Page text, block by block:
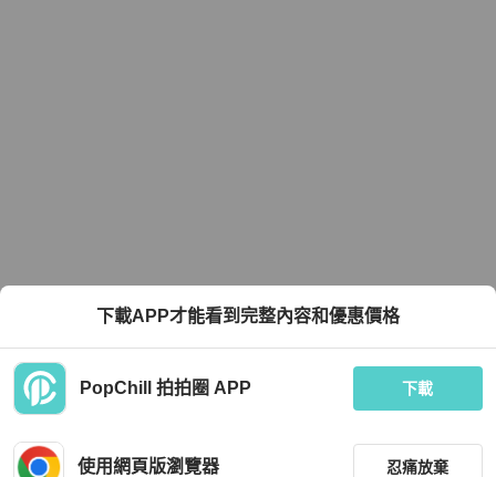
下載APP才能看到完整內容和優惠價格
PopChill 拍拍圈 APP 下載
使用網頁版瀏覽器 忍痛放棄